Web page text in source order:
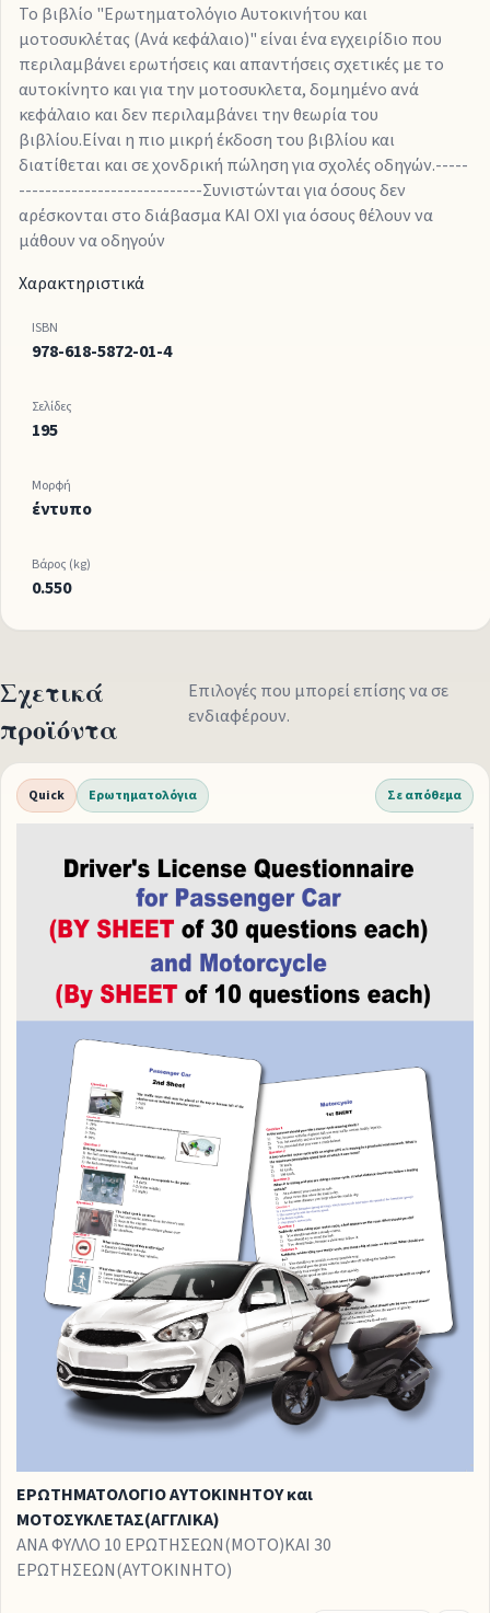
Το βιβλίο "Ερωτηματολόγιο Αυτοκινήτου και
μοτοσυκλέτας (Ανά κεφάλαιο)" είναι ένα εγχειρίδιο που
περιλαμβάνει ερωτήσεις και απαντήσεις σχετικές με το
αυτοκίνητο και για την μοτοσυκλετα, δομημένο ανά
κεφάλαιο και δεν περιλαμβάνει την θεωρία του
βιβλίου.Είναι η πιο μικρή έκδοση του βιβλίου και
διατίθεται και σε χονδρική πώληση για σχολές οδηγών.-----
----------------------------Συνιστώνται για όσους δεν
αρέσκονται στο διάβασμα ΚΑΙ ΟΧΙ για όσους θέλουν να
μάθουν να οδηγούν
Χαρακτηριστικά
ISBN
978-618-5872-01-4
Σελίδες
195
Μορφή
έντυπο
Βάρος (kg)
0.550
Σχετικά
προϊόντα
Επιλογές που μπορεί επίσης να σε
ενδιαφέρουν.
Quick Ερωτηματολόγια Σε απόθεμα
ΕΡΩΤΗΜΑΤΟΛΟΓΙΟ ΑΥΤΟΚΙΝΗΤΟΥ και
ΜΟΤΟΣΥΚΛΕΤΑΣ(ΑΓΓΛΙΚΑ)
ΑΝΑ ΦΥΛΛΟ 10 ΕΡΩΤΗΣΕΩΝ(ΜΟΤΟ)ΚΑΙ 30
ΕΡΩΤΗΣΕΩΝ(ΑΥΤΟΚΙΝΗΤΟ)